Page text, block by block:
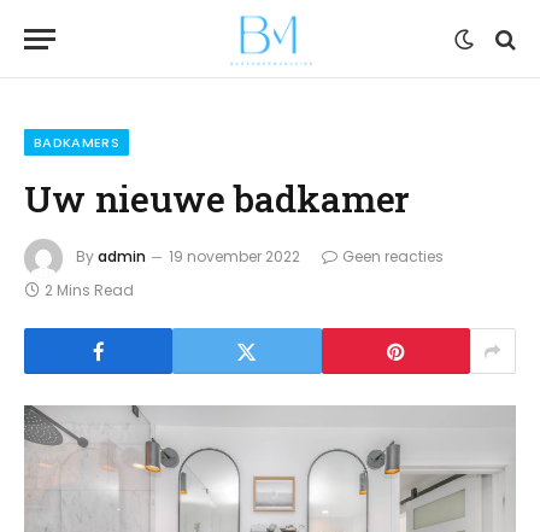
BADKAMERS
Uw nieuwe badkamer
Byadmin 19 november 2022
Geen reacties
2 Mins Read